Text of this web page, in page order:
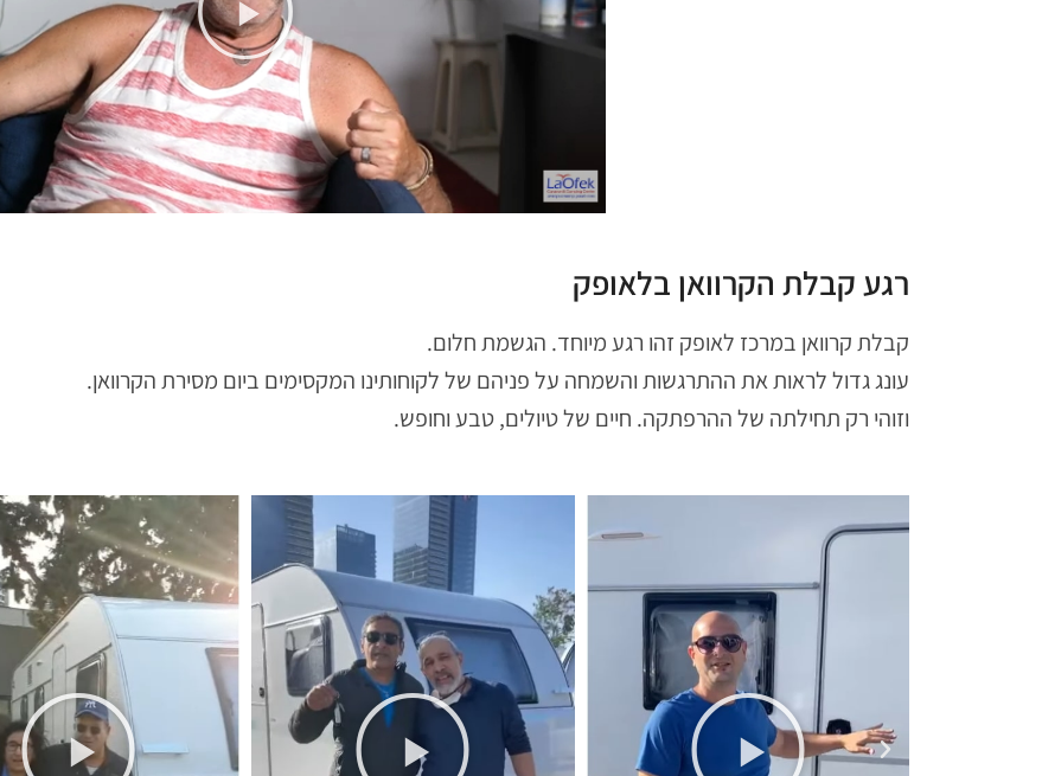
רגע קבלת הקרוואן בלאופק
קבלת קרוואן במרכז לאופק זהו רגע מיוחד. הגשמת חלום.
עונג גדול לראות את ההתרגשות והשמחה על פניהם של לקוחותינו המקסימים ביום מסירת הקרוואן.
וזוהי רק תחילתה של ההרפתקה. חיים של טיולים, טבע וחופש.